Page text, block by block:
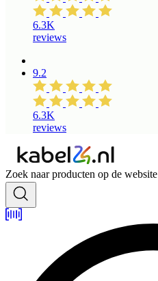
6.3K
reviews
9.2
6.3K
reviews
Zoek naar producten op de website